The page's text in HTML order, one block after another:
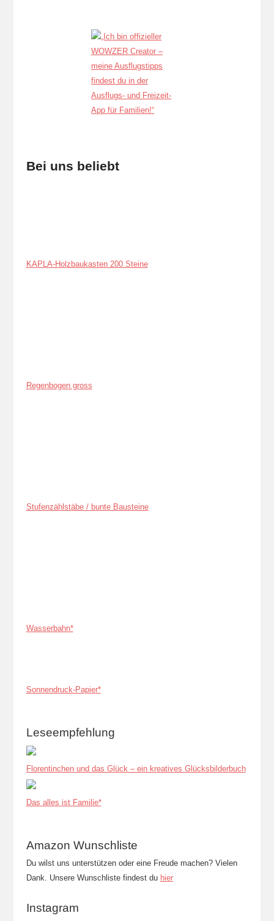
Bei uns beliebt
KAPLA-Holzbaukasten 200 Steine
Regenbogen gross
Stufenzählstäbe / bunte Bausteine
Wasserbahn*
Sonnendruck-Papier*
Leseempfehlung
Florentinchen und das Glück – ein kreatives Glücksbilderbuch
Das alles ist Familie*
Amazon Wunschliste
Du wilst uns unterstützen oder eine Freude machen? Vielen
Dank. Unsere Wunschliste findest du hier
Instagram